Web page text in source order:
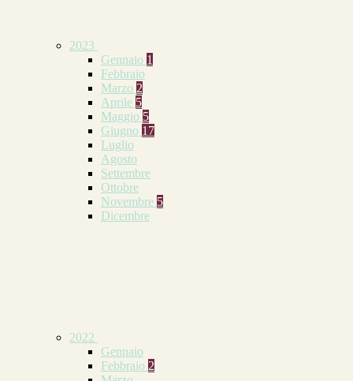
2023
Gennaio 1
Febbraio
Marzo 2
Aprile 5
Maggio 5
Giugno 17
Luglio
Agosto
Settembre
Ottobre
Novembre 5
Dicembre
2022
Gennaio
Febbraio 2